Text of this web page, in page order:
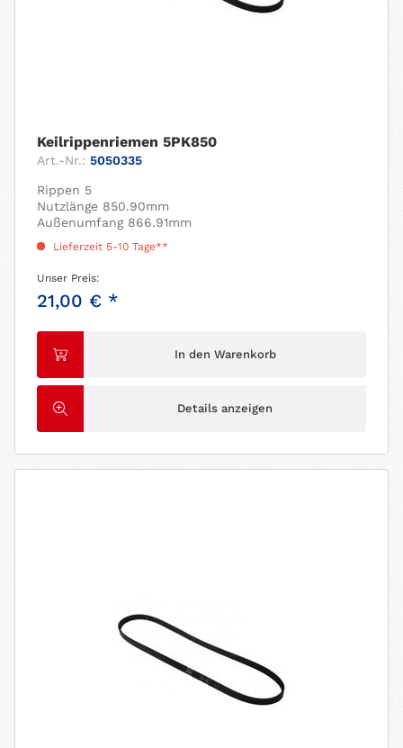
Keilrippenriemen 5PK850
Art.-Nr.: 5050335
Rippen 5
Nutzlänge 850.90mm
Außenumfang 866.91mm
Lieferzeit 5-10 Tage**
Unser Preis:
21,00 € *
In den Warenkorb
Details anzeigen